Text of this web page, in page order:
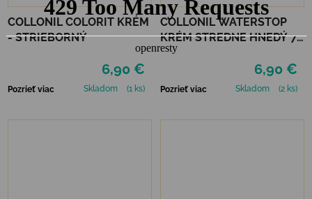
COLLONIL COLORIT KRÉM
- STRIEBORNÝ
6,90 €
Pozrieť viac Skladom (1 ks)
COLLONIL WATERSTOP
KRÉM STREDNE HNEDÝ 75
ml
6,90 €
Pozrieť viac Skladom (2 ks)